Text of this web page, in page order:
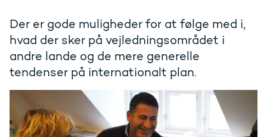
Der er gode muligheder for at følge med i,
hvad der sker på vejledningsområdet i
andre lande og de mere generelle
tendenser på internationalt plan.